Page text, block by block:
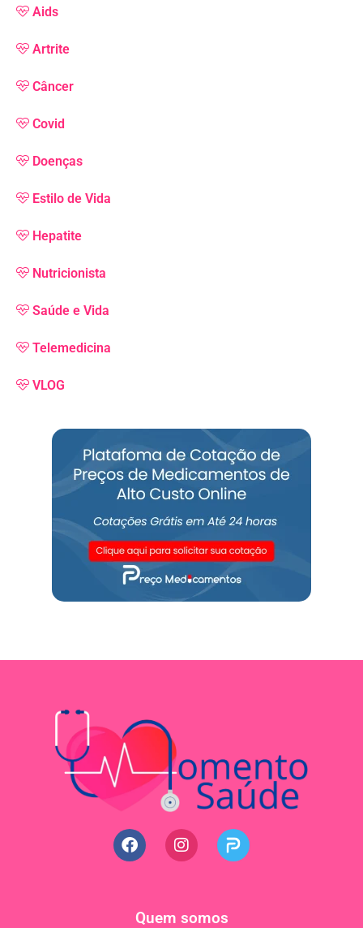
Aids
Artrite
Câncer
Covid
Doenças
Estilo de Vida
Hepatite
Nutricionista
Saúde e Vida
Telemedicina
VLOG
Quem somos